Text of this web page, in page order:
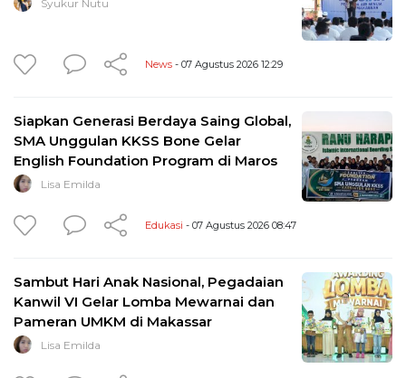
Syukur Nutu
News - 07 Agustus 2026 12:29
Siapkan Generasi Berdaya Saing Global,
SMA Unggulan KKSS Bone Gelar
English Foundation Program di Maros
Lisa Emilda
Edukasi - 07 Agustus 2026 08:47
Sambut Hari Anak Nasional, Pegadaian
Kanwil VI Gelar Lomba Mewarnai dan
Pameran UMKM di Makassar
Lisa Emilda